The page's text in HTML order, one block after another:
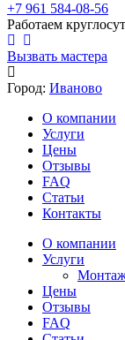
+7 961 584-08-56
Работаем
Вызвать мастера
Город: Иваново
О компании
Услуги
Цены
Отзывы
FAQ
Статьи
Контакты
О компании
Услуги
Цены
Отзывы
FAQ